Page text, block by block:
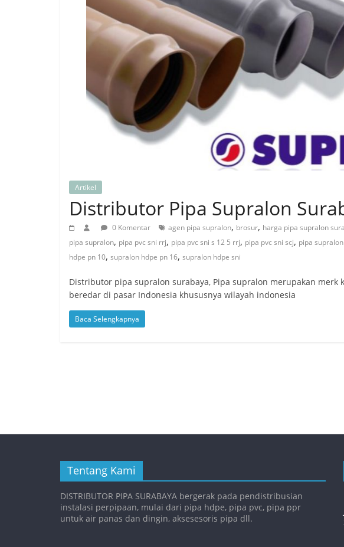
Artikel
Distributor Pipa Supralon
0 Komentar agen pipa supralon, brosur, harga pipa supralon
pipa supralon, pipa pvc sni rrj, pipa pvc sni s 12 5 rrj, pipa pvc sni scj, pipa
hdpe pn 10, supralon hdpe pn 16, supralon hdpe sni
Distributor pipa supralon surabaya, Pipa supralon merupakan
beredar di pasar Indonesia khususnya wilayah indonesia
Baca Selengkapnya
Tentang Kami
DISTRIBUTOR PIPA SURABAYA bergerak pada pendistribusian
instalasi perpipaan, mulai dari pipa hdpe, pipa pvc, pipa ppr
untuk air panas dan dingin, aksesesoris pipa dll.